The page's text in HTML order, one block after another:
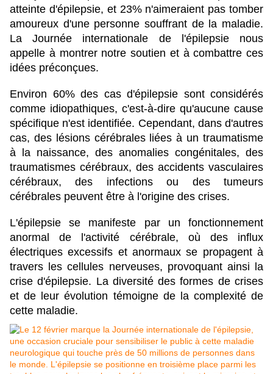
atteinte d'épilepsie, et 23% n'aimeraient pas tomber
amoureux d'une personne souffrant de la maladie.
La Journée internationale de l'épilepsie nous
appelle à montrer notre soutien et à combattre ces
idées préconçues.
Environ 60% des cas d'épilepsie sont considérés
comme idiopathiques, c'est-à-dire qu'aucune cause
spécifique n'est identifiée. Cependant, dans d'autres
cas, des lésions cérébrales liées à un traumatisme
à la naissance, des anomalies congénitales, des
traumatismes cérébraux, des accidents vasculaires
cérébraux, des infections ou des tumeurs
cérébrales peuvent être à l'origine des crises.
L'épilepsie se manifeste par un fonctionnement
anormal de l'activité cérébrale, où des influx
électriques excessifs et anormaux se propagent à
travers les cellules nerveuses, provoquant ainsi la
crise d'épilepsie. La diversité des formes de crises
et de leur évolution témoigne de la complexité de
cette maladie.